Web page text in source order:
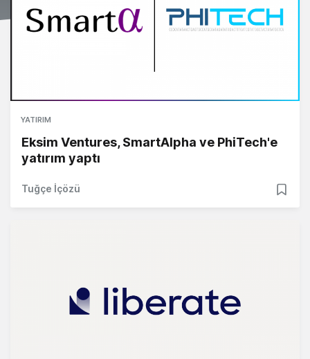
YATIRIM
Eksim Ventures, SmartAlpha ve PhiTech'e
yatırım yaptı
Tuğçe İçözü